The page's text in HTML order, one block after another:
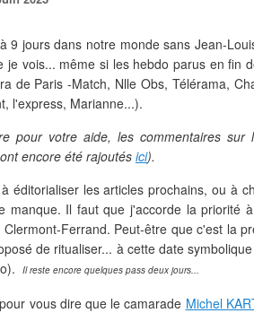
9 jours dans notre monde sans Jean-
je vois... même si les hebdo parus en fin
de Paris -Match, Nlle Obs, Télérama,
l'express, Marianne...).
pour votre aide, les commentaires
encore été rajoutésici).
éditorialiser les articles prochains, ou à
manque. Il faut que j'accorde la priorité
Ferrand. Peut-être que c'est la
de ritualiser... à cette date
Il reste encore quelques pass deux jours...
vous dire que le camarade Michel